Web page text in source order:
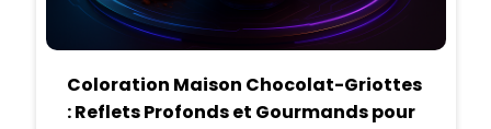
Coloration Maison Chocolat-Griottes
: Reflets Profonds et Gourmands pour